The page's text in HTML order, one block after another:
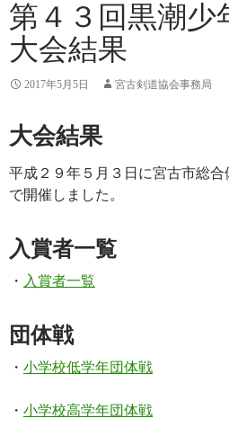
第４３回黒潮少
大会結果
2017年5月5日 宮古剣道協会事務局
大会結果
平成２９年５月３日に宮古市総合
で開催しました。
入賞者一覧
・ 入賞者一覧
団体戦
・ 小学校低学年団体戦
・ 小学校高学年団体戦